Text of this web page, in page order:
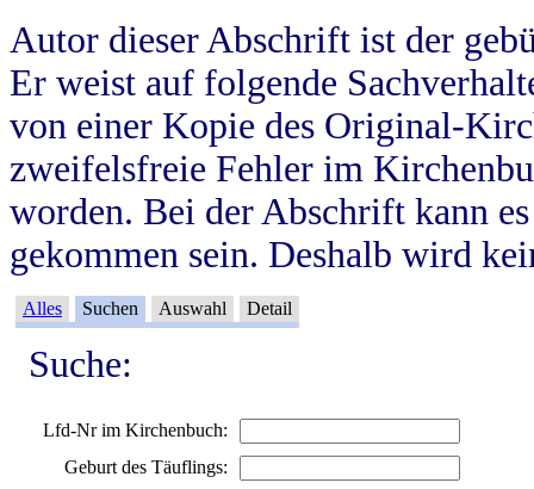
Autor dieser Abschrift ist der
Er weist auf folgende
von einer Kopie des Original-
zweifelsfreie Fehler im
worden. Bei der Abschrift kann
gekommen sein. Deshalb wird
Alles Suchen Auswahl Detail
Suche:
Lfd-Nr im Kirchenbuch:
Geburt des Täuflings: